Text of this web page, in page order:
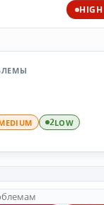
HIGH
2LOW